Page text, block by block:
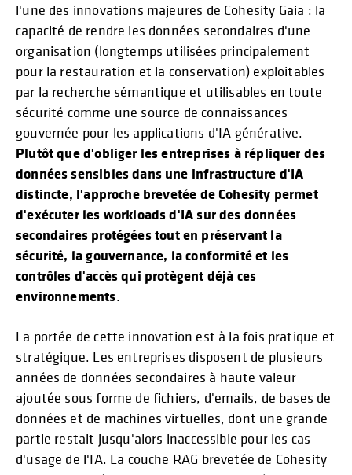
l'une des innovations majeures de Cohesity Gaia : la
capacité de rendre les données secondaires d'une
organisation (longtemps utilisées principalement
pour la restauration et la conservation) exploitables
par la recherche sémantique et utilisables en toute
sécurité comme une source de connaissances
gouvernée pour les applications d'IA générative.
Plutôt que d'obliger les entreprises à répliquer des
données sensibles dans une infrastructure d'IA
distincte, l'approche brevetée de Cohesity permet
d'exécuter les workloads d'IA sur des données
secondaires protégéestout en préservant la
sécurité, la gouvernance, la conformité et les
contrôles d'accès qui protègent déjà ces
environnements.
La portée de cette innovation est à la fois pratique et
stratégique. Les entreprises disposent de plusieurs
années de données secondaires à haute valeur
ajoutée sous forme de fichiers, d'emails, de bases de
données et de machines virtuelles, dont une grande
partie restait jusqu'alors inaccessible pour les cas
d'usage de l'IA. La couche RAG brevetée de Cohesity